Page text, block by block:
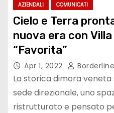
AZIENDALI COMUNICATI
Cielo e Terra
nuova era con
“Favorita”
Apr 1, 2022
La storica dimora
sede direzionale, uno
ristrutturato e pensato